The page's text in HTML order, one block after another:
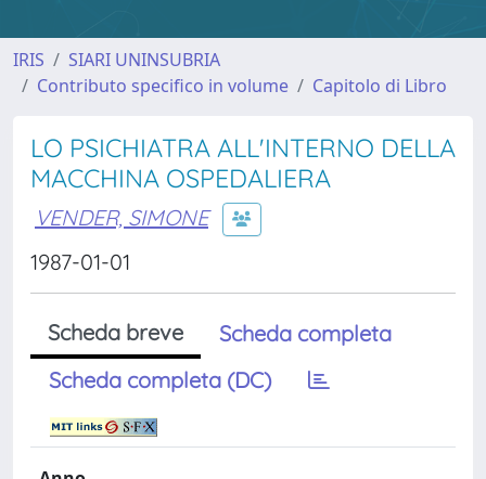
IRIS
SIARI UNINSUBRIA
Contributo specifico in volume
Capitolo di Libro
LO PSICHIATRA ALL'INTERNO DELLA
MACCHINA OSPEDALIERA
VENDER, SIMONE
1987-01-01
Scheda breve
Scheda completa
Scheda completa (DC)